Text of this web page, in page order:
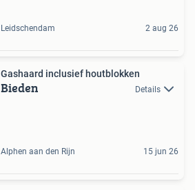
Leidschendam 2 aug 26
Gashaard inclusief houtblokken
Bieden Details
Alphen aan den Rijn 15 jun 26